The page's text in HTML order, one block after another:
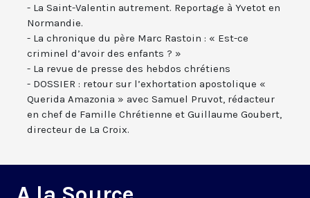
- La Saint-Valentin autrement. Reportage à Yvetot en
Normandie.
- La chronique du père Marc Rastoin : « Est-ce
criminel d’avoir des enfants ? »
- La revue de presse des hebdos chrétiens
- DOSSIER : retour sur l’exhortation apostolique «
Querida Amazonia » avec Samuel Pruvot, rédacteur
en chef de Famille Chrétienne et Guillaume Goubert,
directeur de La Croix.